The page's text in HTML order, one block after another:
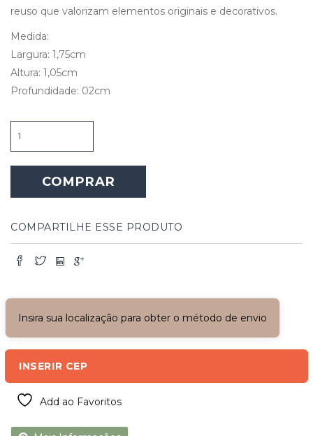
reuso que valorizam elementos originais e decorativos.
Medida:
Largura: 1,75cm
Altura: 1,05cm
Profundidade: 02cm
de
Ferro
Branca
Horizontal
Comprida
COMPRAR
COMPARTILHE ESSE PRODUTO
Insira sua localização para obter o método de envio
INSERIR CEP
Add ao Favoritos